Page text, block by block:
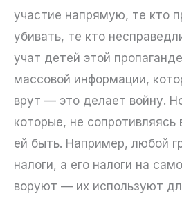
участие напрямую, те кто
убивать, те кто
учат детей этой
массовой информации,
врут — это делает войну.
которые, не сопротивляясь
ей быть. Например, любой
налоги, а его налоги на
воруют — их используют